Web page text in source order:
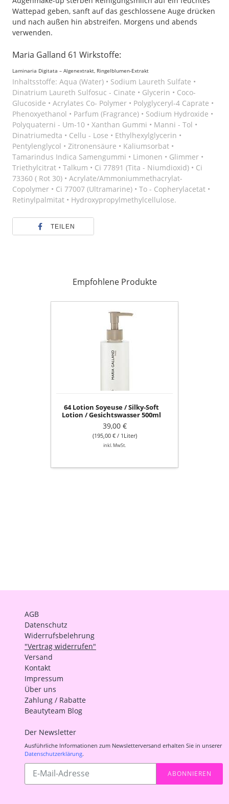
Wattepad geben, sanft auf das geschlossene Auge drücken
und nach außen hin abstreifen. Morgens und abends
verwenden.
Maria Galland 61 Wirkstoffe:
Laminaria Digitata – Algenextrakt, Ringelblumen-Extrakt
Inhaltsstoffe: Aqua (Water) • Sodium Laureth Sulfate •
Dinatrium Laureth Sulfosuc - Cinate • Glycerin • Coco-
Glucoside • Acrylates Co- Polymer • Polyglyceryl-4 Caprate •
Phenoxyethanol • Parfum (Fragrance) • Sodium Hydroxide •
Polyquaterni - Um-10 • Xanthan Gummi • Manni - Tol •
Dinatriumedta • Cellu - Lose • Ethylhexylglycerin •
Pentylenglycol • Zitronensäure • Kaliumsorbat •
Tamarindus Indica Samengummi • Limonen • Glimmer •
Triethylcitrat • Talkum • Ci 77891 (Tita - Niumdioxid) • Ci
73360 ( Rot 30) • Acrylate/Ammoniummethacrylat-
Copolymer • Ci 77007 (Ultramarine) • To - Copherylacetat •
Retinylpalmitat • Hydroxypropylmethylcellulose.
TEILEN
Empfohlene Produkte
64 Lotion Soyeuse / Silky-Soft
Lotion / Gesichtswasser 500ml
39,00 €
(195,00 € / 1Liter)
inkl. MwSt.
AGB
Datenschutz
Widerrufsbelehrung
"Vertrag widerrufen"
Versand
Kontakt
Impressum
Über uns
Zahlung / Rabatte
Beautyteam Blog
Der Newsletter
Ausführliche Informationen zum Newsletterversand erhalten Sie in unserer
Datenschutzerklärung.
Abonnieren
unsere
ABONNIEREN